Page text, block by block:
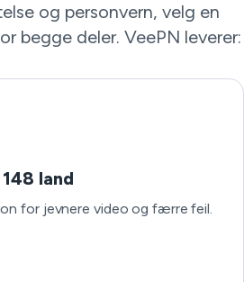
og personvern, velg en
begge deler. VeePN leverer:
land
for jevnere video og færre feil.